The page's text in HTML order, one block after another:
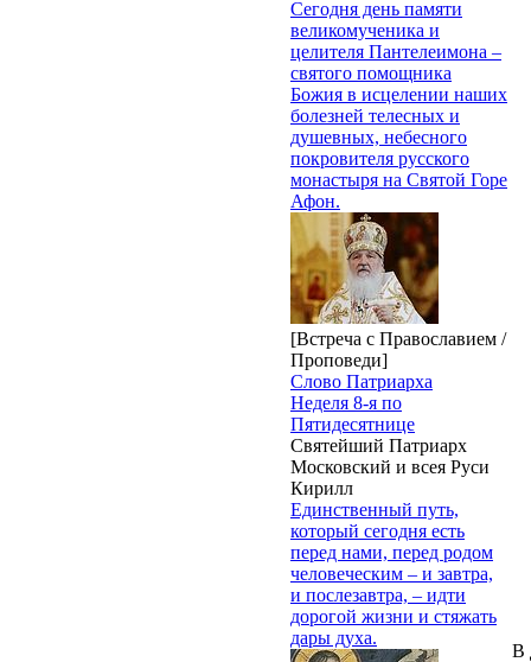
Сегодня день памяти
великомученика и
целителя Пантелеимона –
святого помощника
Божия в исцелении наших
болезней телесных и
душевных, небесного
покровителя русского
монастыря на Святой Горе
Афон.
[Встреча с Православием /
Проповеди]
Слово Патриарха
Неделя 8-я по
Пятидесятнице
Святейший Патриарх
Московский и всея Руси
Кирилл
Единственный путь,
который сегодня есть
перед нами, перед родом
человеческим – и завтра,
и послезавтра, – идти
дорогой жизни и стяжать
дары духа.
В